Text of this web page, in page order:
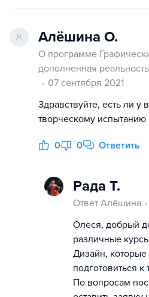
Алёшина О.
О программе
дополненная реальность
07 сентября 2021
Здравствуйте, есть ли у
творческому
0 0 Ответить
Рада Т.
Ответ Алёшина
Олеся, добрый
различные
Дизайн,
подготовиться
По вопросам